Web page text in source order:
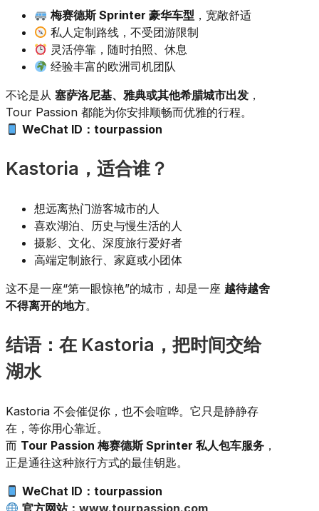
梅赛德斯 Sprinter 豪华车型 ，宽敞舒适
私人定制路线，不受团游限制
灵活停靠，随时拍照、休息
经验丰富的欧洲司机团队
不论是从 塞萨洛尼基、雅典或其他希腊城市出发 ，
Tour Passion 都能为你安排顺畅而优雅的行程。
WeChat ID：tourpassion
Kastoria，适合谁？
想远离热门游客城市的人
喜欢湖泊、历史与慢生活的人
摄影、文化、深度旅行爱好者
高端定制旅行、家庭或小团体
这不是一座“第一眼惊艳”的城市，却是一座 越待越舍
不得离开的地方。
结语：在 Kastoria，把时间交给
湖水
Kastoria 不会催促你，也不会喧哗。它只是静静存
在，等你用心靠近。
而 Tour Passion 梅赛德斯 Sprinter 私人包车服务 ，
正是通往这种旅行方式的最佳钥匙。
WeChat ID：tourpassion
官方网站：www.tourpassion.com